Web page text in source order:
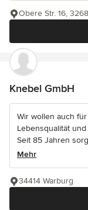
Obere Str. 16,
Knebel GmbH
Wir wollen auch
Lebensqualität
Seit 85 Jahren
Mehr
34414 Warburg